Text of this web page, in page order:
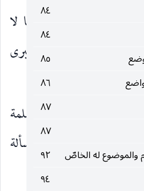
٨٤
٨٤
٨٥
٨٦
٨٧
٨٧
والموضوع له الخاصّ
٩٢
٩٤
بأجمعها ، فانها لا
فتكون بحاجة إلى ضم كبرى
الظهور قاعدة مسلمة
العقلاء فلا تكون مسألة